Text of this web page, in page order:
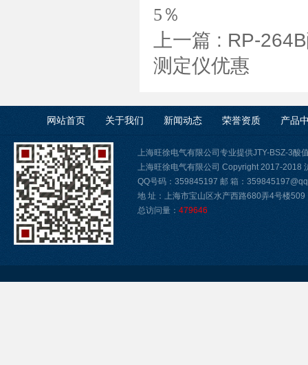
5 ％
上一篇 : RP-
测定仪优惠
网站首页 关于我们 新闻动态 荣誉资质 产品
上海旺徐电气有限公司专业提供JTY-BSZ-3酸
上海旺徐电气有限公司 Copyright 2017-2018
QQ号码：359845197 邮 箱：
地 址：上海市宝山区水产西路680弄4号楼509
总访问量： 479646